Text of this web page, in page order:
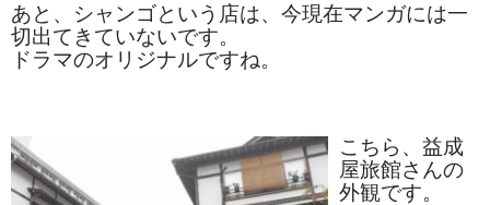
あと、シャンゴという店は、今現在マンガには一
切出てきていないです。
ドラマのオリジナルですね。
こちら、益成
屋旅館さんの
外観です。